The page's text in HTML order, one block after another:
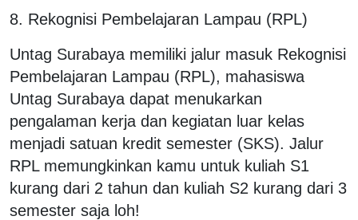
8. Rekognisi Pembelajaran Lampau (RPL)
Untag Surabaya memiliki jalur masuk Rekognisi
Pembelajaran Lampau (RPL), mahasiswa
Untag Surabaya dapat menukarkan
pengalaman kerja dan kegiatan luar kelas
menjadi satuan kredit semester (SKS). Jalur
RPL memungkinkan kamu untuk kuliah S1
kurang dari 2 tahun dan kuliah S2 kurang dari 3
semester saja loh!